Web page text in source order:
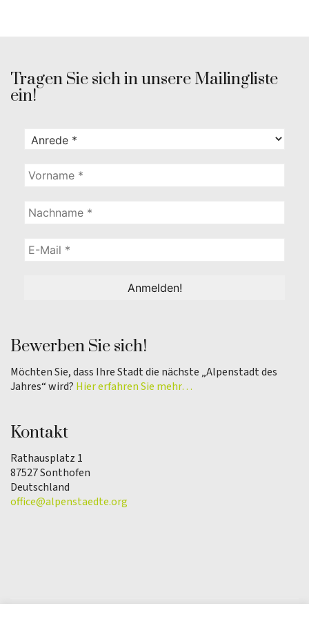
Tragen Sie sich in unsere Mailingliste
ein!
Bewerben Sie sich!
Möchten Sie, dass Ihre Stadt die nächste „Alpenstadt des
Jahres“ wird? Hier erfahren Sie mehr…
Kontakt
Rathausplatz 1
87527 Sonthofen
Deutschland
office@alpenstaedte.org